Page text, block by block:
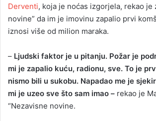
Derventi, koja je noćas izgorjela, rekao je
novine” da im je imovinu zapalio prvi
iznosi više od milion maraka.
– Ljudski faktor je u pitanju. Požar je
mi je zapalio kuću, radionu, sve. To je
nismo bili u sukobu. Napadao me je
mi je uzeo sve što sam imao – rekao je
“Nezavisne novine.